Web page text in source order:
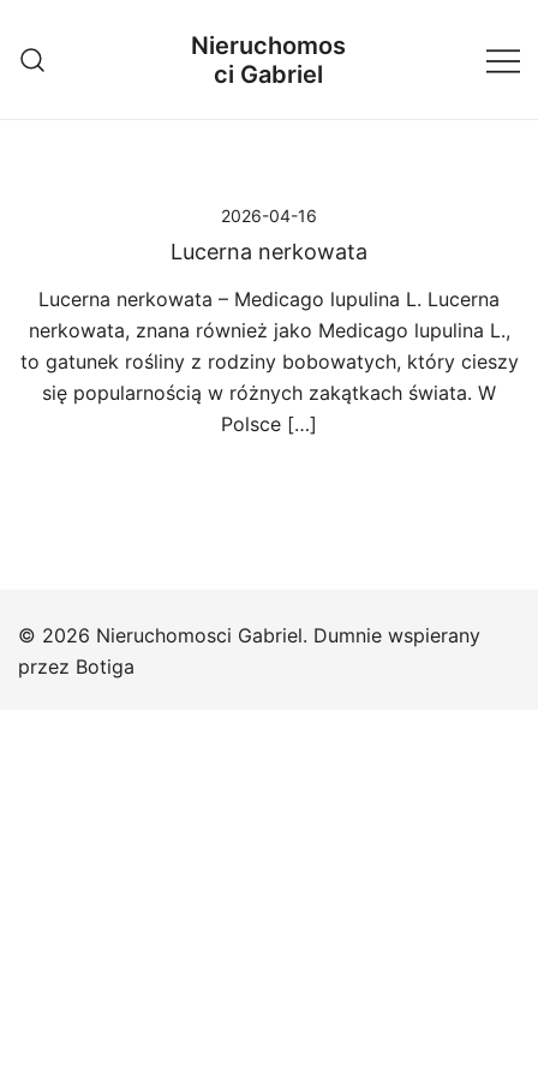
treści
Nieruchomos
ci Gabriel
2026-04-16
Lucerna nerkowata
Lucerna nerkowata – Medicago lupulina L. Lucerna
nerkowata, znana również jako Medicago lupulina L.,
to gatunek rośliny z rodziny bobowatych, który cieszy
się popularnością w różnych zakątkach świata. W
Polsce […]
© 2026 Nieruchomosci Gabriel. Dumnie wspierany
przez Botiga